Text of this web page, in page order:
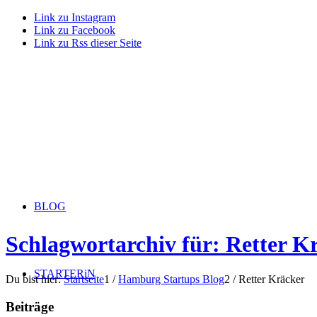
Link zu Instagram
Link zu Facebook
Link zu Rss dieser Seite
BLOG
STARTERiN
Schlagwortarchiv für: Retter
Du bist hier: Startseite1 / Hamburg Startups Blog2 / Retter Kräcker
Beiträge